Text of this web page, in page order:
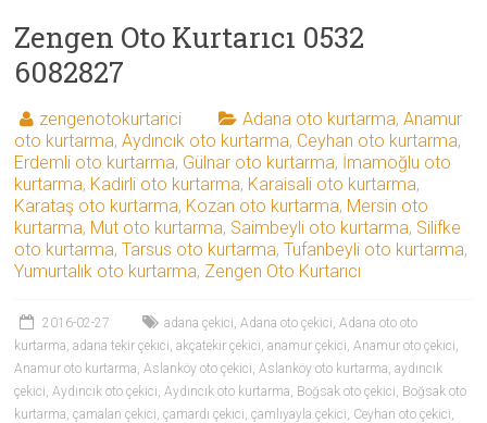
Zengen Oto Kurtarıcı 0532
6082827
zengenotokurtarici Adana oto kurtarma,Anamur
oto kurtarma,Aydıncık oto kurtarma, Ceyhan oto kurtarma,
Erdemli oto kurtarma, Gülnar oto kurtarma, İmamoğlu oto
kurtarma, Kadirli oto kurtarma, Karaisali oto kurtarma,
Karataş oto kurtarma, Kozan oto kurtarma, Mersin oto
kurtarma, Mut oto kurtarma, Saimbeyli oto kurtarma, Silifke
oto kurtarma,Tarsus oto kurtarma,Tufanbeyli oto kurtarma,
Yumurtalık oto kurtarma, Zengen Oto Kurtarıcı
2016-02-27 adana çekici,Adana oto çekici,Adana oto oto
kurtarma,adana tekir çekici,akçatekir çekici,anamur çekici,Anamur oto çekici,
Anamur oto kurtarma,Aslanköy oto çekici,Aslanköy oto kurtarma,aydıncık
çekici,Aydıncık oto çekici,Aydıncık oto kurtarma, Boğsak oto çekici, Boğsak oto
kurtarma,çamalan çekici,çamardı çekici,çamlıyayla çekici, Ceyhan oto çekici,